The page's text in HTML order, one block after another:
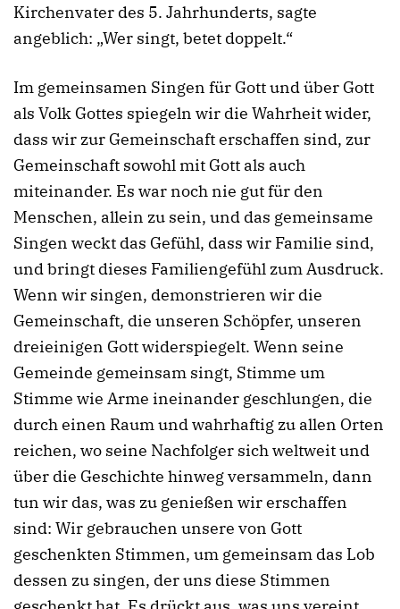
Kirchenvater des 5. Jahrhunderts, sagte
angeblich: „Wer singt, betet doppelt.“
Im gemeinsamen Singen für Gott und über Gott
als Volk Gottes spiegeln wir die Wahrheit wider,
dass wir zur Gemeinschaft erschaffen sind, zur
Gemeinschaft sowohl mit Gott als auch
miteinander. Es war noch nie gut für den
Menschen, allein zu sein, und das gemeinsame
Singen weckt das Gefühl, dass wir Familie sind,
und bringt dieses Familiengefühl zum Ausdruck.
Wenn wir singen, demonstrieren wir die
Gemeinschaft, die unseren Schöpfer, unseren
dreieinigen Gott widerspiegelt. Wenn seine
Gemeinde gemeinsam singt, Stimme um
Stimme wie Arme ineinander geschlungen, die
durch einen Raum und wahrhaftig zu allen Orten
reichen, wo seine Nachfolger sich weltweit und
über die Geschichte hinweg versammeln, dann
tun wir das, was zu genießen wir erschaffen
sind: Wir gebrauchen unsere von Gott
geschenkten Stimmen, um gemeinsam das Lob
dessen zu singen, der uns diese Stimmen